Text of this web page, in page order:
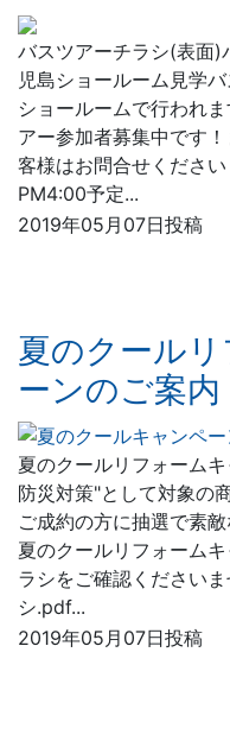
バスツアーチラシ(表面)
児島ショールーム見学
ショールームで行われ
アー参加者募集中です
客様はお問合せくださ
PM4:00予定...
2019年05月07日投稿
夏のクール
ーンのご案内
夏のクールリフォーム
防災対策"として対象の
ご成約の方に抽選で素
夏のクールリフォーム
ラシをご確認ください
シ.pdf...
2019年05月07日投稿